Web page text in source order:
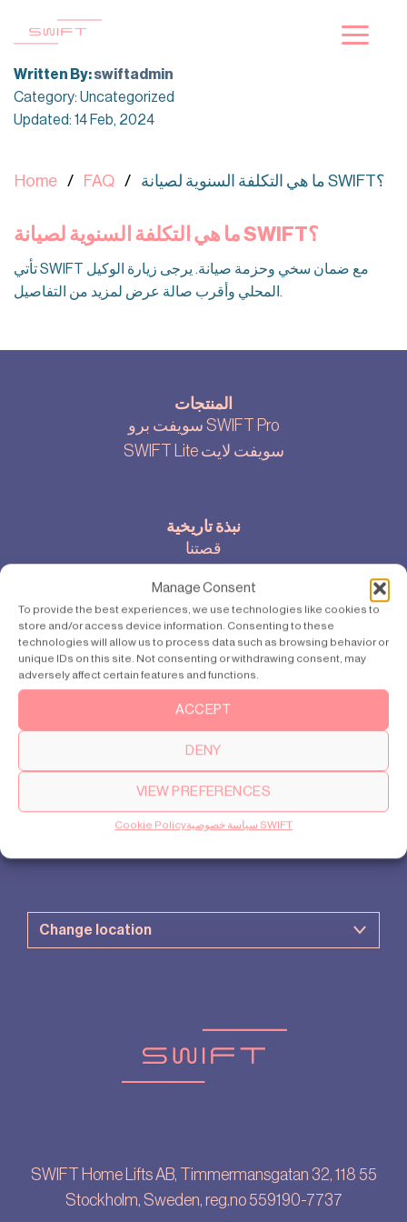
Manage Consent
To provide the best experiences, we use technologies like cookies to
store and/or access device information. Consenting to these
technologies will allow us to process data such as browsing behavior or
unique IDs on this site. Not consenting or withdrawing consent, may
adversely affect certain features and functions.
ACCEPT
DENY
VIEW PREFERENCES
Cookie Policy سياسة خصوصية SWIFT
Written By:swiftadmin
Category: Uncategorized
Updated: 14 Feb, 2024
Home FAQ ما هي التكلفة السنوية لصيانة SWIFT؟
ما هي التكلفة السنوية لصيانة SWIFT؟
تأتي SWIFT مع ضمان سخي وحزمة صيانة. يرجى زيارة الوكيل
المحلي وأقرب صالة عرض لمزيد من التفاصيل.
المنتجات
سويفت برو SWIFT Pro
SWIFT Lite سويفت لايت
نبذة تاريخية
قصتنا
سياسة الخصوصية
إتصل بنا.
الدعم الفني
كيف تشتري
SWIFT Home Lifts AB, Timmermansgatan 32, 118 55
Stockholm, Sweden, reg.no 559190-7737